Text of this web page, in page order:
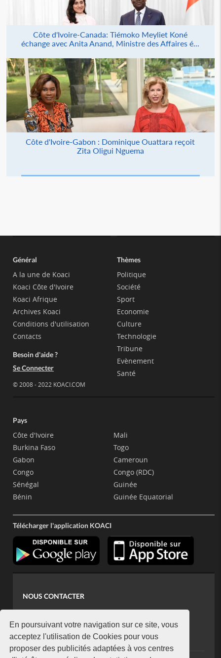
En poursuivant votre navigation sur ce site, vous
acceptez l'utilisation de Cookies pour vous
proposer des publicités adaptées à vos centres
Côte d'Ivoire-Canada: Tiémoko Meyliet Koné
échange avec Anita Anand, Ministre des Affaires é...
Côte d'Ivoire-Gabon : Dominique Ouattara reçoit
Zita Oligui Nguema
Général
A la une de Koaci
Koaci Côte d'Ivoire
Koaci Afrique
Archives Koaci
Conditions d'utilisation
Contacts
Besoin d'aide ?
Se Connecter
© 2008 - 2022 KOACI.COM
Thèmes
Politique
Société
Sport
Economie
Culture
Technologie
Tribune
Evènement
Santé
Pays
Côte d'Ivoire
Burkina Faso
Gabon
Congo
Sénégal
Bénin
Mali
Togo
Cameroun
Congo (RDC)
Guinée
Guinée Equatorial
Télécharger l'application KOACI
NOUS CONTACTER
koaci@yahoo.fr
+225 07 08 85 52 93